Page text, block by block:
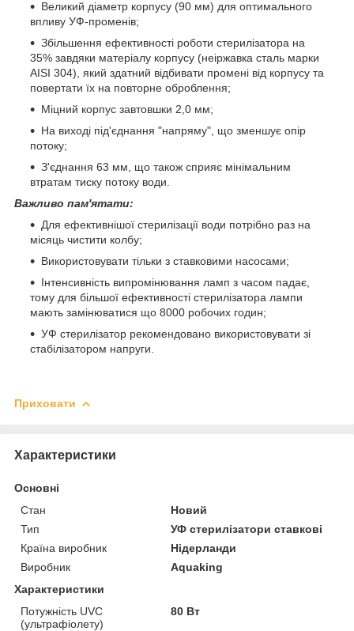
Великий діаметр корпусу (90 мм) для оптимального
впливу УФ-променів;
Збільшення ефективності роботи стерилізатора на
35% завдяки матеріалу корпусу (неіржавка сталь марки
AISI 304), який здатний відбивати промені від корпусу та
повертати їх на повторне оброблення;
Міцний корпус завтовшки 2,0 мм;
На виході під'єднання "напряму", що зменшує опір
потоку;
З'єднання 63 мм, що також сприяє мінімальним
втратам тиску потоку води.
Важливо пам'ятати:
Для ефективнішої стерилізації води потрібно раз на
місяць чистити колбу;
Використовувати тільки з ставковими насосами;
Інтенсивність випромінювання ламп з часом падає,
тому для більшої ефективності стерилізатора лампи
мають замінюватися що 8000 робочих годин;
УФ стерилізатор рекомендовано використовувати зі
стабілізатором напруги.
Приховати
Характеристики
Основні
Стан
Новий
Тип
УФ стерилізатори ставкові
Країна виробник
Нідерланди
Виробник
Aquaking
Характеристики
Потужність UVC
(ультрафіолету)
80 Вт